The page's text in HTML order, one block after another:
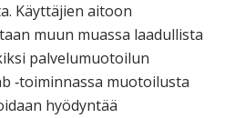
Käyttäjien aitoon
muun muassa laadullista
palvelumuotoilun
‐toiminnassa muotoilusta
hyödyntää